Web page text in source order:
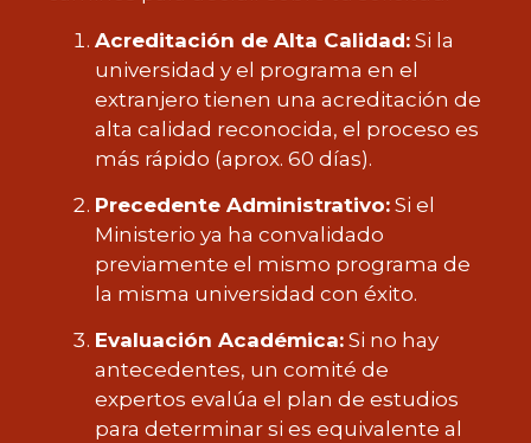
Acreditación de Alta Calidad: Si la
universidad y el programa en el
extranjero tienen una acreditación de
alta calidad reconocida, el proceso es
más rápido (aprox. 60 días).
Precedente Administrativo: Si el
Ministerio ya ha convalidado
previamente el mismo programa de
la misma universidad con éxito.
Evaluación Académica: Si no hay
antecedentes, un comité de
expertos evalúa el plan de estudios
para determinar si es equivalente al